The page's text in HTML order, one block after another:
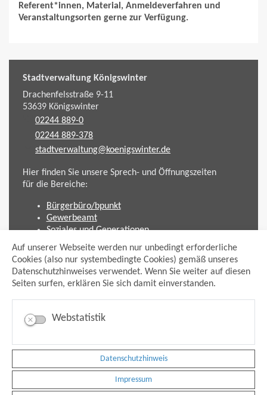
Auf unserer Webseite werden nur unbedingt erforderliche
Cookies (also nur systembedingte Cookies) gemäß unseres
Datenschutzhinweises verwendet. Wenn Sie weiter auf diesen
Seiten surfen, erklären Sie sich damit einverstanden.
Webstatistik
Datenschutzhinweis
Impressum
Referent*innen, Material, Anmeldeverfahren und
Veranstaltungsorten gerne zur Verfügung.
Stadtverwaltung Königswinter
Drachenfelsstraße 9-11
53639Königswinter
02244 889-0
02244 889-378
stadtverwaltung@koenigswinter.de
Hier finden Sie unsere Sprech- und Öffnungszeiten
für die Bereiche:
Bürgerbüro/bpunkt
Gewerbeamt
Soziales und Generationen
Standesamt
Friedhofsverwaltung
Planen und Bauen (Bauamt)
Impressum
Datenschutzhinweis
Sitemap
Anmelden
Facebook
xing
Newsfeed Ausschreibungen